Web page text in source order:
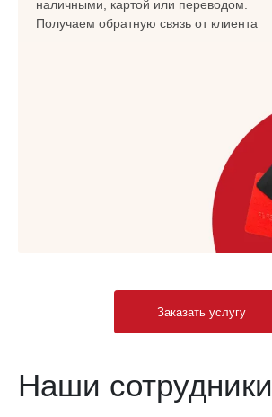
наличными, картой или переводом.
Получаем обратную связь от клиента
Заказать услугу
Наши сотрудники